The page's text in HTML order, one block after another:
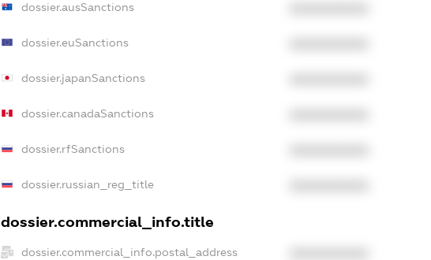
dossier.ausSanctions
dossier.euSanctions
dossier.japanSanctions
dossier.canadaSanctions
dossier.rfSanctions
dossier.russian_reg_title
dossier.commercial_info.title
dossier.commercial_info.postal_address